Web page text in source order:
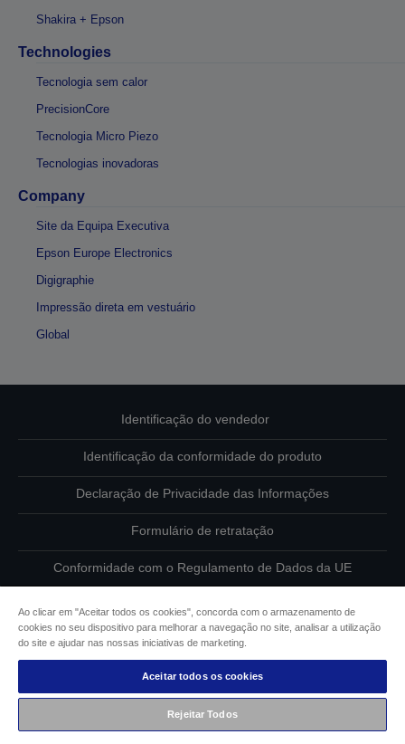
Shakira + Epson
Technologies
Tecnologia sem calor
PrecisionCore
Tecnologia Micro Piezo
Tecnologias inovadoras
Company
Site da Equipa Executiva
Epson Europe Electronics
Digigraphie
Impressão direta em vestuário
Global
Identificação do vendedor
Identificação da conformidade do produto
Declaração de Privacidade das Informações
Formulário de retratação
Conformidade com o Regulamento de Dados da UE
Informações sobre cookies
Compromisso da Epson para com a acessibilidade
Copyright © 2026 Seiko Epson
Ao clicar em "Aceitar todos os cookies", concorda com o armazenamento de
cookies no seu dispositivo para melhorar a navegação no site, analisar a utilização
do site e ajudar nas nossas iniciativas de marketing.
Aceitar todos os cookies
Rejeitar Todos